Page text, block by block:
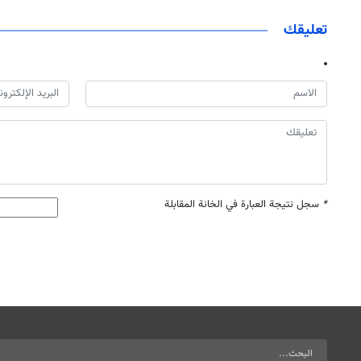
تعليقك
* سجل نتيجة العبارة في الخانة المقابلة